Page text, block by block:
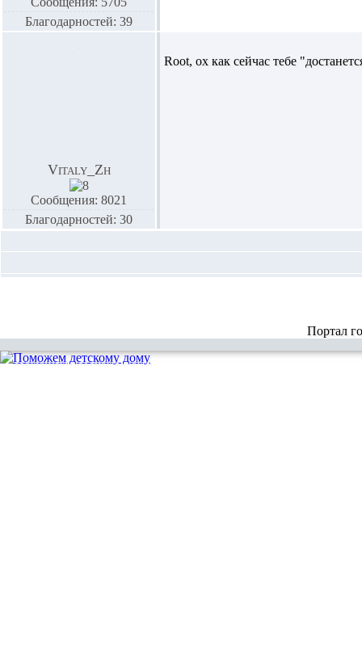
Благодарностей: 39
Vitaly_Zh
Сообщения: 8021
Благодарностей: 30
Root, ох как сейчас тебе
Портал